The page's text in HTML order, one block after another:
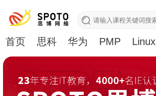
首页 思科 华为 PMP Linux